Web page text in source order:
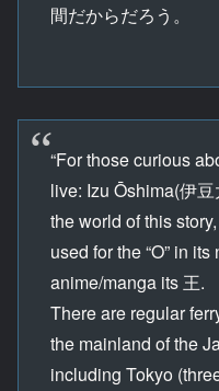
間だからだろう。
“For those curious
live: Izu Ōshima(伊
the world of this
used for the “O” in
anime/manga its 王.
There are regular
the mainland of the
including Tokyo